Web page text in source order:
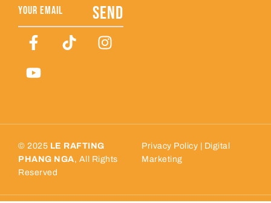
SEND
© 2025 LE RAFTING
PHANG NGA, All Rights
Reserved
Privacy Policy
Digital
Marketing